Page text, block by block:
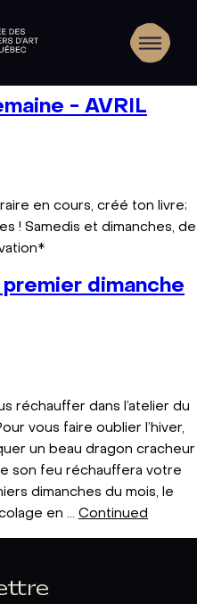
- AVRIL
en cours, créé ton livre;
! Samedis et dimanches, de
dimanche
réchauffer dans l’atelier du
vous faire oublier l’hiver,
un beau dragon cracheur
son feu réchauffera votre
dimanches du mois, le
en … Continued